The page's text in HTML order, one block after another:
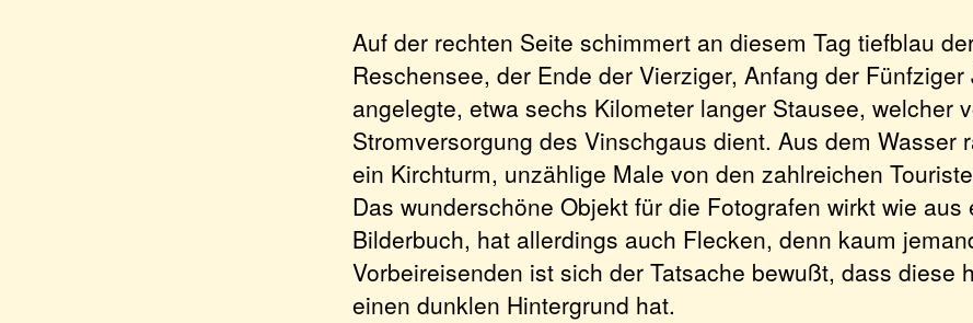
Auf der rechten Seite schimmert an diesem Tag tiefblau
Reschensee, der Ende der Vierziger, Anfang der Fünfziger
angelegte, etwa sechs Kilometer langer Stausee, welcher
Stromversorgung des Vinschgaus dient. Aus dem Wasser
ein Kirchturm, unzählige Male von den zahlreichen
Das wunderschöne Objekt für die Fotografen wirkt wie aus
Bilderbuch, hat allerdings auch Flecken, denn kaum
Vorbeireisenden ist sich der Tatsache bewußt, dass diese
einen dunklen Hintergrund hat.